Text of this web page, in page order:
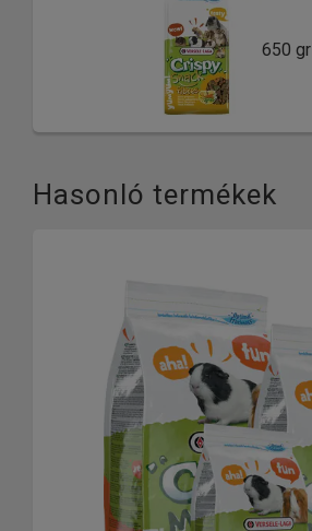
650 gr
Hasonló termékek